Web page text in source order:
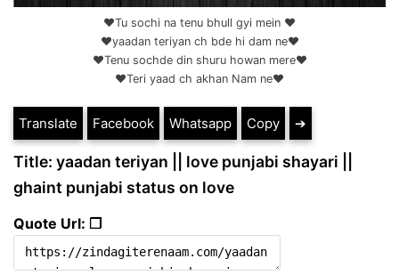
❤️Tu sochi na tenu bhull gyi mein ❤️
❤️yaadan teriyan ch bde hi dam ne❤️
❤️Tenu sochde din shuru howan mere❤️
❤️Teri yaad ch akhan Nam ne❤️
Translate Facebook Whatsapp Copy ➔
Title: yaadan teriyan || love punjabi shayari ||
ghaint punjabi status on love
Quote Url: ❐